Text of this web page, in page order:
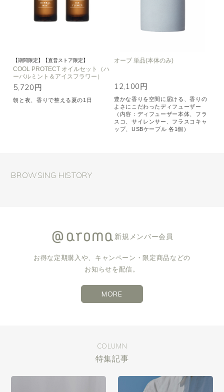
【期間限定】【直営ストア限定】
COOL PROTECT オイルセット（ハ
ーバルミント＆アイスフラワー）
5,720円
朝と夜、香りで整える夏の1日
オーブ 単品(本体のみ)
12,100円
豊かな香りを空間に届ける、香りの
よさにこだわったディフューザー
（内容：ディフューザー本体、フラ
スコ、サイレンサー、フラスコキャ
ップ、USBケーブル 各1個）
BROWSING HISTORY
新規メンバー会員
お得な定期購入や、キャンペーン・限定商品などの
お知らせを配信。
MORE
COLUMN
特集記事